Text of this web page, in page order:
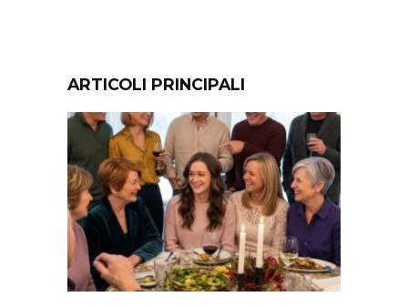
ARTICOLI PRINCIPALI